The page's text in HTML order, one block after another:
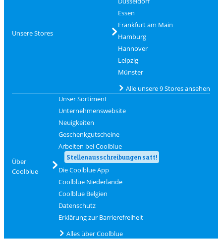
Unsere Stores
Essen
Frankfurt am Main
Hamburg
Hannover
Leipzig
Münster
Alle unsere 9 Stores ansehen
Über
Coolblue
Unser Sortiment
Unternehmenswebsite
Neuigkeiten
Geschenkgutscheine
Arbeiten bei Coolblue
Stellenausschreibungen satt!
Die Coolblue App
Coolblue Niederlande
Coolblue Belgien
Datenschutz
Erklärung zur Barrierefreiheit
Alles über Coolblue